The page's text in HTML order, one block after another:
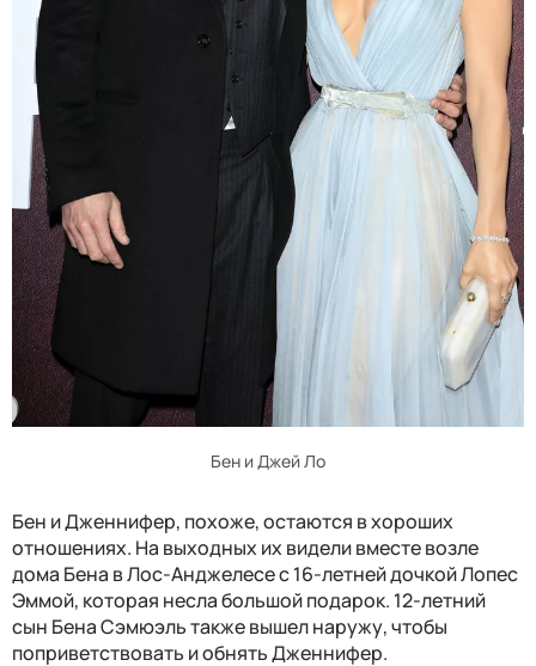
Бен и Джей Ло
Бен и Дженнифер, похоже, остаются в хороших
отношениях. На выходных их видели вместе возле
дома Бена в Лос-Анджелесе с 16-летней дочкой Лопес
Эммой, которая несла большой подарок. 12-летний
сын Бена Сэмюэль также вышел наружу, чтобы
поприветствовать и обнять Дженнифер.